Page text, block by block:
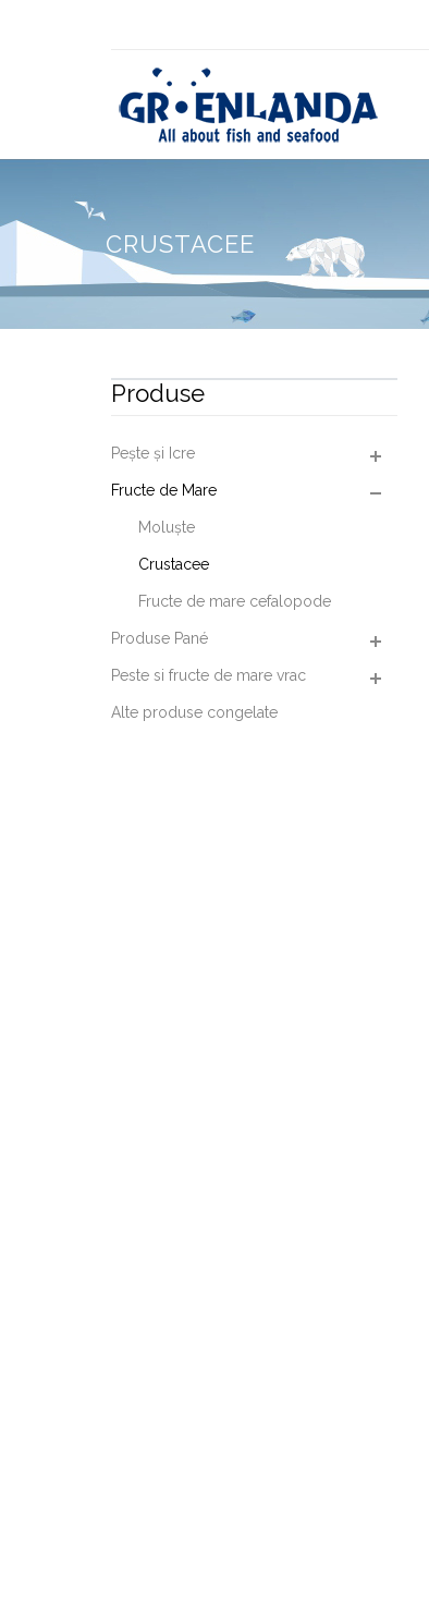
CRUSTACEE
Produse
Pește și Icre
Fructe de Mare
Moluşte
Crustacee
Fructe de mare cefalopode
Produse Pané
Peste si fructe de mare vrac
Alte produse congelate